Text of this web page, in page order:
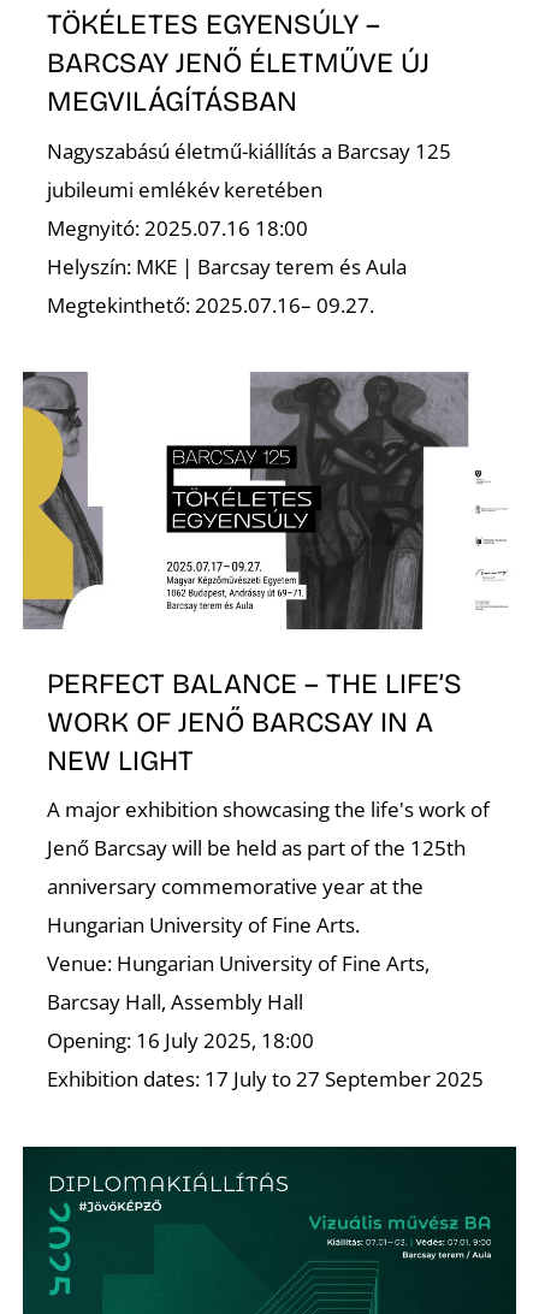
TÖKÉLETES EGYENSÚLY –
BARCSAY JENŐ ÉLETMŰVE ÚJ
MEGVILÁGÍTÁSBAN
Nagyszabású életmű-kiállítás a Barcsay 125
jubileumi emlékév keretében
Megnyitó: 2025.07.16 18:00
Helyszín: MKE | Barcsay terem és Aula
Megtekinthető: 2025.07.16– 09.27.
PERFECT BALANCE – THE LIFE’S
WORK OF JENŐ BARCSAY IN A
NEW LIGHT
A major exhibition showcasing the life's work of
Jenő Barcsay will be held as part of the 125th
anniversary commemorative year at the
Hungarian University of Fine Arts.
Venue: Hungarian University of Fine Arts,
Barcsay Hall, Assembly Hall
Opening: 16 July 2025, 18:00
Exhibition dates: 17 July to 27 September 2025